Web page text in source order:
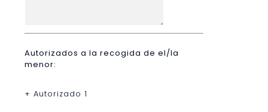
Autorizados a la recogida de el/la
menor:
+ Autorizado 1